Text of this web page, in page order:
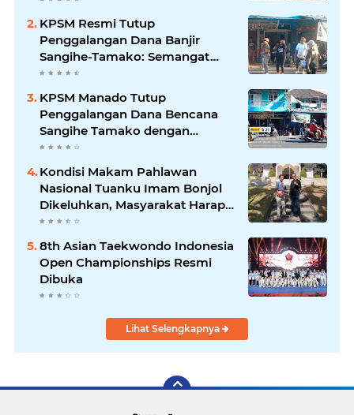
KPSM Resmi Tutup
Penggalangan Dana Banjir
Sangihe-Tamako: Semangat
Kebersamaan & Solidaritas
Tetap Terjaga
KPSM Manado Tutup
Penggalangan Dana Bencana
Sangihe Tamako dengan
Semangat Tinggi, Dihadiri
Banyak Seniman Ibu Kota
Kondisi Makam Pahlawan
Nasional Tuanku Imam Bonjol
Dikeluhkan, Masyarakat Harap
Pemerintah Segera Lakukan
Pembenahan
8th Asian Taekwondo Indonesia
Open Championships Resmi
Dibuka
Lihat Selengkapnya